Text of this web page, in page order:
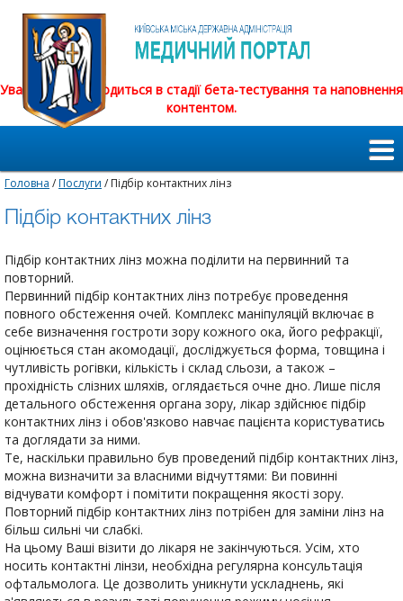
Увага! Сайт знаходиться в стадії бета-тестування та наповнення
контентом.
Головна /Послуги / Підбір контактних лінз
Підбір контактних лінз
Підбір контактних лінз можна поділити на первинний та
повторний.
Первинний підбір контактних лінз потребує проведення
повного обстеження очей. Комплекс маніпуляцій включає в
себе визначення гостроти зору кожного ока, його рефракції,
оцінюється стан акомодації, досліджується форма, товщина і
чутливість рогівки, кількість і склад сльози, а також –
прохідність слізних шляхів, оглядається очне дно. Лише після
детального обстеження органа зору, лікар здійснює підбір
контактних лінз і обов'язково навчає пацієнта користуватись
та доглядати за ними.
Те, наскільки правильно був проведений підбір контактних лінз,
можна визначити за власними відчуттями: Ви повинні
відчувати комфорт і помітити покращення якості зору.
Повторний підбір контактних лінз потрібен для заміни лінз на
більш сильні чи слабкі.
На цьому Ваші візити до лікаря не закінчуються. Усім, хто
носить контактні лінзи, необхідна регулярна консультація
офтальмолога. Це дозволить уникнути ускладнень, які